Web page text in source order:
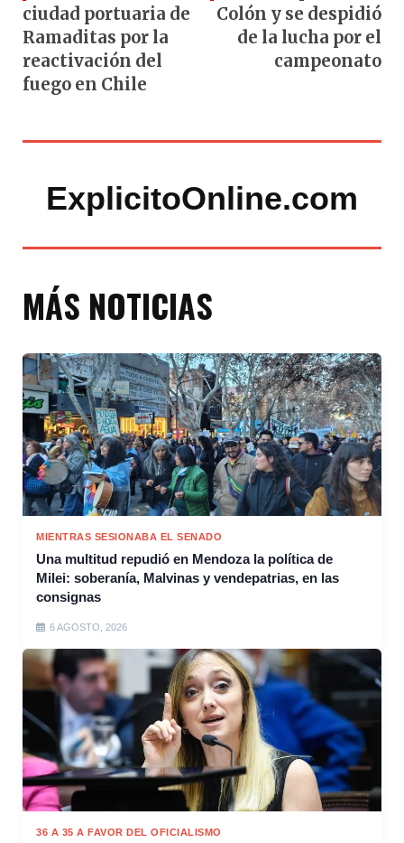
ciudad portuaria de
Ramaditas por la
reactivación del
fuego en Chile
Colón y se despidió
de la lucha por el
campeonato
ExplicitoOnline.com
MÁS NOTICIAS
MIENTRAS SESIONABA EL SENADO
Una multitud repudió en Mendoza la política de
Milei: soberanía, Malvinas y vendepatrias, en las
consignas
6 AGOSTO, 2026
36 A 35 A FAVOR DEL OFICIALISMO